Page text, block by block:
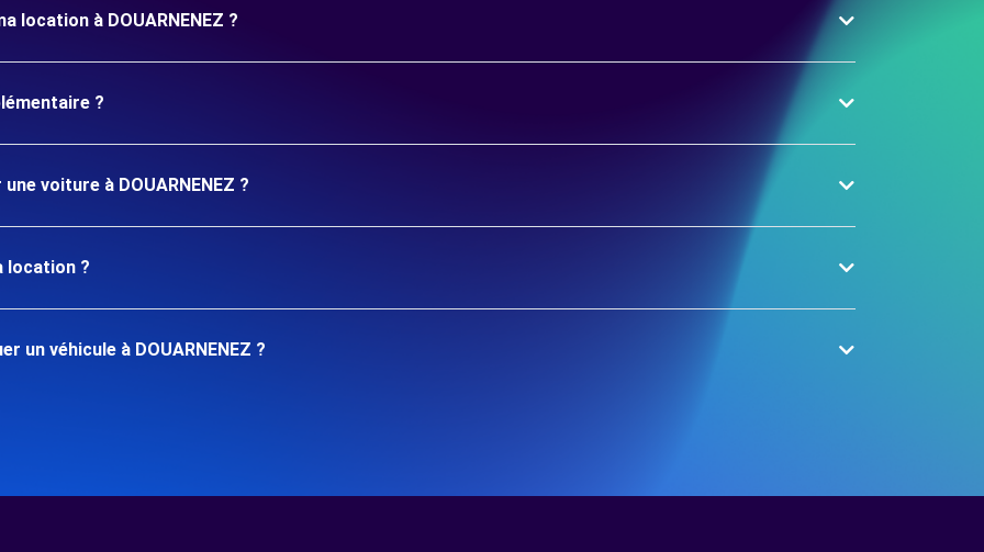
location à DOUARNENEZ ?
?
voiture à DOUARNENEZ ?
location ?
un véhicule à DOUARNENEZ ?